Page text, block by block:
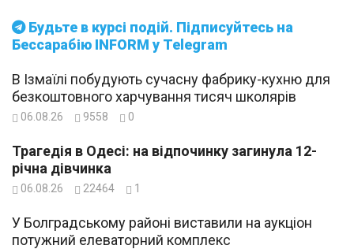
Будьте в курсі подій. Підписуйтесь на
Бессарабію INFORM у Telegram
В Ізмаїлі побудують сучасну фабрику-кухню для
безкоштовного харчування тисяч школярів
06.08.26 9558 0
Трагедія в Одесі: на відпочинку загинула 12-
річна дівчинка
06.08.26 22464 1
У Болградському районі виставили на аукціон
потужний елеваторний комплекс